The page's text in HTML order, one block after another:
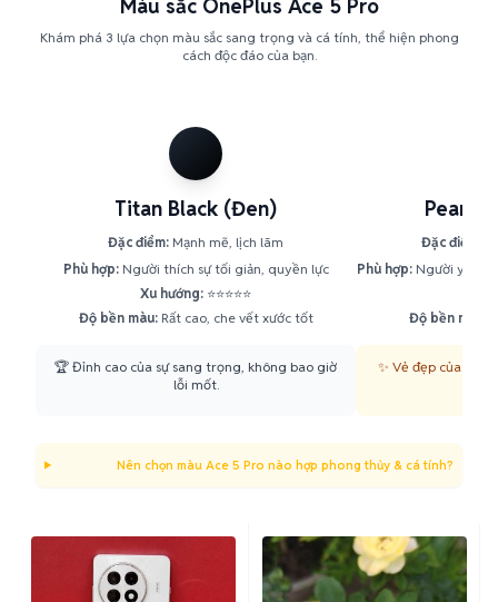
Màu sắc OnePlus Ace 5 Pro
Khám phá 3 lựa chọn màu sắc sang trọng và cá tính, thể hiện phong
cách độc đáo của bạn.
Titan Black (Đen)
Đặc điểm: Mạnh mẽ, lịch lãm
Phù hợp:Người thích sự tối giản, quyền lực
Xu hướng: ⭐⭐⭐⭐⭐
Độ bền màu:Rất cao, che vết xước tốt
🏆 Đỉnh cao của sự sang trọng, không bao giờ
lỗi mốt.
Pearl
Đặc điểm:
Phù hợp: Người yêu
Độ bền màu:
✨ Vẻ đẹp của sự
Nên chọn màu Ace 5 Pro nào hợp phong thủy & cá tính?